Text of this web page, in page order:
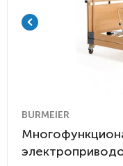
BURMEIER